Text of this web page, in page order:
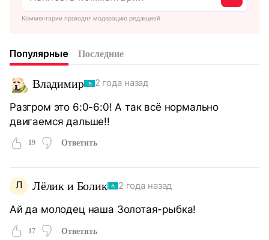
Комментарии проходят модерацию редакцией
Популярные Последние
Владимир 2 года назад
Разгром это 6:0-6:0! А так всё нормально
двигаемся дальше!!
19 Ответить
Л Лёлик и Болик 2 года назад
Ай да молодец наша Золотая-рыбка!
17 Ответить